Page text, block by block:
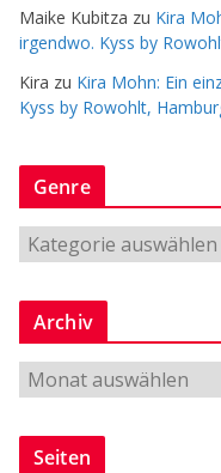
Maike Kubitza zu Kira
irgendwo. Kyss by
Kira zu Kira Mohn: Ein
Kyss by Rowohlt,
Genre
G
n
e
Archiv
c
Seiten